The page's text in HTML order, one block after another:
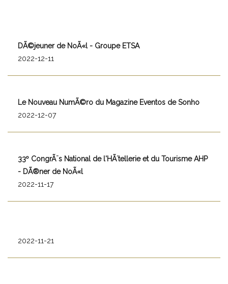
DÃ©jeuner de NoÃ«l - Groupe ETSA
2022-12-11
Le Nouveau NumÃ©ro du Magazine Eventos de Sonho
2022-12-07
33º CongrÃ¨s National de l'HÃ´tellerie et du Tourisme AHP
- DÃ®ner de NoÃ«l
2022-11-17
2022-11-21